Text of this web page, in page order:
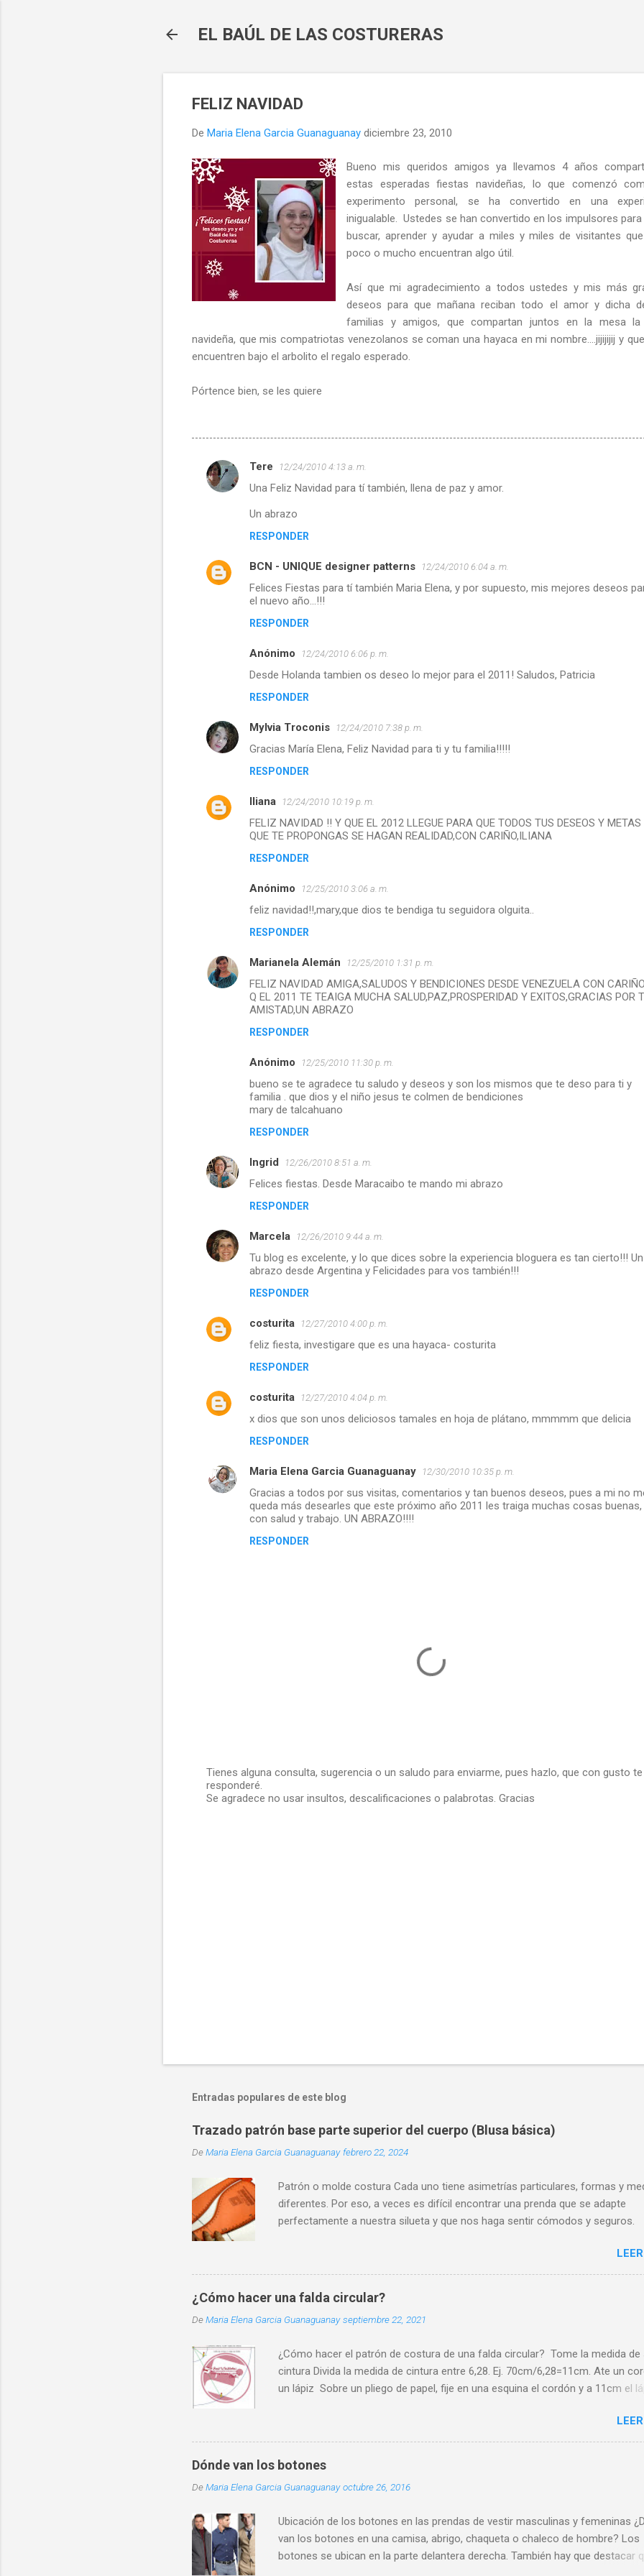
EL BAÚL DE LAS COSTURERAS
FELIZ NAVIDAD
De Maria Elena Garcia Guanaguanay diciembre 23, 2010
Bueno mis queridos amigos ya llevamos 4 años
estas esperadas fiestas navideñas, lo que comenzó
experimento personal, se ha convertido en una
inigualable. Ustedes se han convertido en los impulsores para
buscar, aprender y ayudar a miles y miles de visitantes
poco o mucho encuentran algo útil.
Así que mi agradecimiento a todos ustedes y mis más
deseos para que mañana reciban todo el amor y dicha
familias y amigos, que compartan juntos en la mesa la
navideña, que mis compatriotas venezolanos se coman una hayaca en mi nombre....jijijijij y
encuentren bajo el arbolito el regalo esperado.
Pórtence bien, se les quiere
C
t
Tere 12/24/2010 4:13 a. m.
Una Feliz Navidad para tí también, llena de paz y amor.
Un abrazo
RESPONDER
BCN - UNIQUE designer patterns 12/24/2010 6:04 a. m.
Felices Fiestas para tí también Maria Elena, y por supuesto, mis mejores deseos
el nuevo año...!!!
RESPONDER
Anónimo 12/24/2010 6:06 p. m.
Desde Holanda tambien os deseo lo mejor para el 2011! Saludos, Patricia
RESPONDER
Mylvia Troconis 12/24/2010 7:38 p. m.
Gracias María Elena, Feliz Navidad para ti y tu familia!!!!!
RESPONDER
Iliana 12/24/2010 10:19 p. m.
FELIZ NAVIDAD !! Y QUE EL 2012 LLEGUE PARA QUE TODOS TUS DESEOS Y METAS
QUE TE PROPONGAS SE HAGAN REALIDAD,CON CARIÑO,ILIANA
RESPONDER
Anónimo 12/25/2010 3:06 a. m.
feliz navidad!!,mary,que dios te bendiga tu seguidora olguita..
RESPONDER
Marianela Alemán 12/25/2010 1:31 p. m.
FELIZ NAVIDAD AMIGA,SALUDOS Y BENDICIONES DESDE VENEZUELA CON
Q EL 2011 TE TEAIGA MUCHA SALUD,PAZ,PROSPERIDAD Y EXITOS,GRACIAS POR
AMISTAD,UN ABRAZO
RESPONDER
Anónimo 12/25/2010 11:30 p. m.
bueno se te agradece tu saludo y deseos y son los mismos que te deso para ti y
familia . que dios y el niño jesus te colmen de bendiciones
mary de talcahuano
RESPONDER
Ingrid 12/26/2010 8:51 a. m.
Felices fiestas. Desde Maracaibo te mando mi abrazo
RESPONDER
Marcela 12/26/2010 9:44 a. m.
Tu blog es excelente, y lo que dices sobre la experiencia bloguera es tan cierto!!! Un
abrazo desde Argentina y Felicidades para vos también!!!
RESPONDER
costurita 12/27/2010 4:00 p. m.
feliz fiesta, investigare que es una hayaca- costurita
RESPONDER
costurita 12/27/2010 4:04 p. m.
x dios que son unos deliciosos tamales en hoja de plátano, mmmmm que delicia
RESPONDER
Maria Elena Garcia Guanaguanay 12/30/2010 10:35 p. m.
Gracias a todos por sus visitas, comentarios y tan buenos deseos, pues a mi no
queda más desearles que este próximo año 2011 les traiga muchas cosas buenas,
con salud y trabajo. UN ABRAZO!!!!
RESPONDER
P
u
Tienes alguna consulta, sugerencia o un saludo para enviarme, pues hazlo, que con gusto te
responderé.
Se agradece no usar insultos, descalificaciones o palabrotas. Gracias
Entradas populares de este blog
Trazado patrón base parte superior del cuerpo (Blusa básica)
DeMaria Elena Garcia Guanaguanay febrero 22, 2024
Patrón o molde costura Cada uno tiene asimetrías particulares, formas y
diferentes. Por eso, a veces es difícil encontrar una prenda que se adapte
perfectamente a nuestra silueta y que nos haga sentir cómodos y seguros.
¿Cómo hacer una falda circular?
DeMaria Elena Garcia Guanaguanay septiembre 22, 2021
¿Cómo hacer el patrón de costura de una falda circular? Tome la medida de
cintura Divida la medida de cintura entre 6,28. Ej. 70cm/6,28=11cm. Ate un
un lápiz Sobre un pliego de papel, fije en una esquina el cordón y a 11cm el
Utilizando el cordón y lápiz como compás trace una línea curva de un
otro del papel. Desde la misma esquina fije el cordón con la medida de
cintura más el largo de falda deseado y trace otra línea circular de extremo a
tela. ¿Cuánta tela se necesita para una falda circular? El largo de la falda es
en una sola pieza opte por telas de doble ancho, es decir, de 2,80 a 3,00
ancho. Una recomendación importante, trace el patrón de costura ant...
Dónde van los botones
DeMaria Elena Garcia Guanaguanay octubre 26, 2016
Ubicación de los botones en las prendas de vestir masculinas y femeninas
van los botones en una camisa, abrigo, chaqueta o chaleco de hombre? Los
botones se ubican en la parte delantera derecha. También hay que destacar